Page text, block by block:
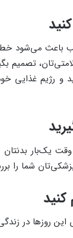
باعث می‌شود خطر
و رژیم غذایی
یک‌بار بدنتان
شما را
این روزها در